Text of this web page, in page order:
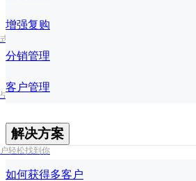
处理多订单
视频流量红利
轻松找到你
增强复购
分销管理
客户管理
解决方案
如何获得多客户